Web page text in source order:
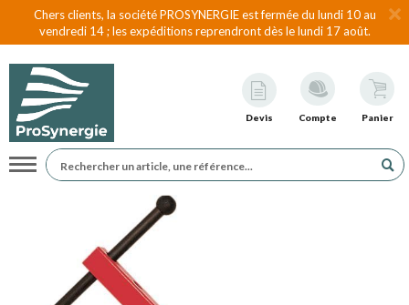
Chers clients, la société PROSYNERGIE est fermée du lundi 10 au
vendredi 14 ; les expéditions reprendront dès le lundi 17 août.
Devis Compte Panier
Navigation